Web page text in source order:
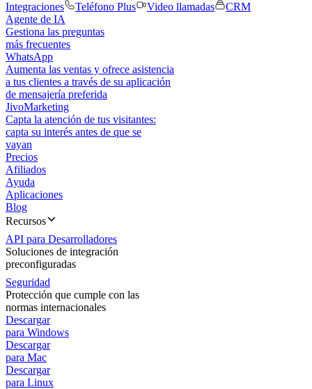
Integraciones
Teléfono Plus Video llamadas
CRM
Agente de IA
Gestiona las preguntas
más frecuentes
WhatsApp
Aumenta las ventas y ofrece asistencia
a tus clientes a través de su aplicación
de mensajería preferida
JivoMarketing
Capta la atención de tus visitantes:
capta su interés antes de que se
vayan
Precios
Afiliados
Ayuda
Aplicaciones
Blog
Recursos
API para Desarrolladores
Soluciones de integración
preconfiguradas
Seguridad
Protección que cumple con las
normas internacionales
Descargar
para Windows
Descargar
para Mac
Descargar
para Linux